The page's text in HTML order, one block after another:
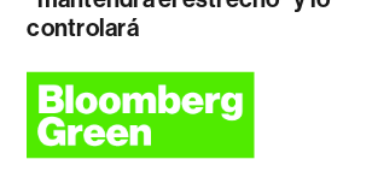
controlará